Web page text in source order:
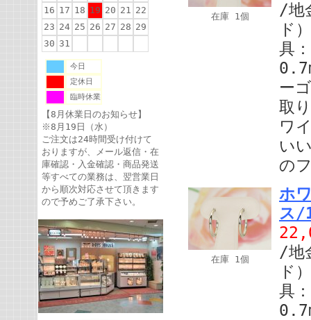
16 17 18 19 20 21
22
23 24 25 26 27 28 29
30 31
今日
定休日
臨時休業
【8月休業日のお知らせ】
※8月19日（水）
ご注文は24時間受け付けて
おりますが、メール返信・在
庫確認・入金確認・商品発送
等すべての業務は、翌営業日
から順次対応させて頂きます
ので予めご了承下さい。
在庫 1個
/地
ド
具
ー
取
ワ
い
の
在庫 1個
ホ
ス/
/地
ド
具